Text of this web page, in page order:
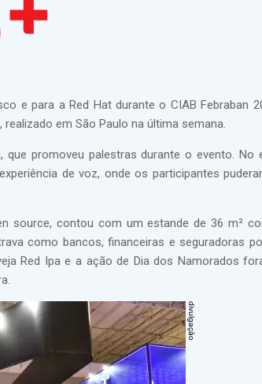
e para a Red Hat durante o CIAB Febraban
em São Paulo na última semana.
promoveu palestras durante o evento. No
de voz, onde os participantes
source, contou com um estande de 36 m²
como bancos, financeiras e seguradoras
Red Ipa e a ação de Dia dos Namorados